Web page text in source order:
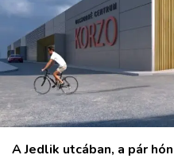
A Jedlik utcában, a pár